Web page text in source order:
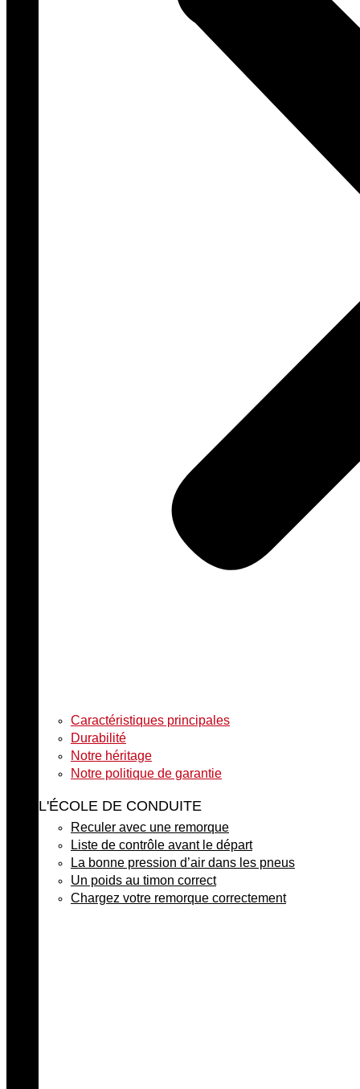
Caractéristiques principales
Durabilité
Notre héritage
Notre politique de garantie
L'ÉCOLE DE CONDUITE
Reculer avec une remorque
Liste de contrôle avant le départ
La bonne pression d’air dans les pneus
Un poids au timon correct
Chargez votre remorque correctement